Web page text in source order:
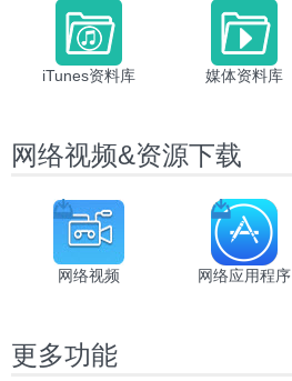
iTunes资料库 媒体资料库
网络视频&资源下载
网络视频 网络应用程序
更多功能